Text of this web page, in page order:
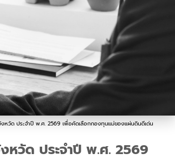
วัด ประจำปี พ.ศ. 2569 เพื่อคัดเลือกกองทุนแม่ของแผ่นดินดีเด่น
หวัด ประจำปี พ.ศ. 2569